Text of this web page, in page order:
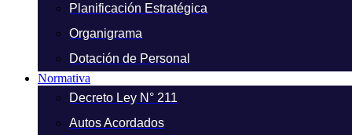
Planificación Estratégica
Organigrama
Dotación de Personal
Normativa
Decreto Ley N° 211
Autos Acordados